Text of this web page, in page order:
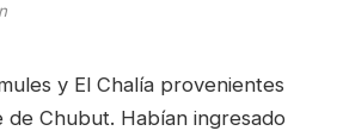
y El Chalía provenientes
Chubut. Habían ingresado